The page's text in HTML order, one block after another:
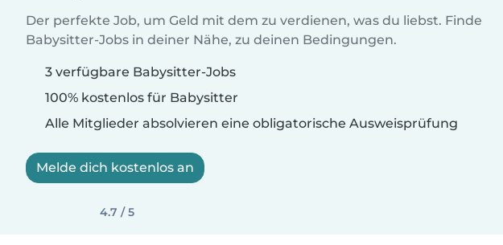
Der perfekte Job, um Geld mit dem zu verdienen, was du liebst. Finde
Babysitter-Jobs in deiner Nähe, zu deinen Bedingungen.
3 verfügbare Babysitter-Jobs
100% kostenlos für Babysitter
Alle Mitglieder absolvieren eine obligatorische Ausweisprüfung
Melde dich kostenlos an
4.7 / 5